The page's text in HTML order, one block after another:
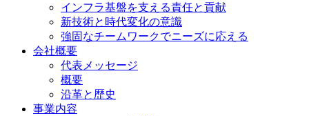
インフラ基盤を支える責任と貢献
新技術と時代変化の意識
強固なチームワークでニーズに応える
会社概要
代表メッセージ
概要
沿革と歴史
事業内容